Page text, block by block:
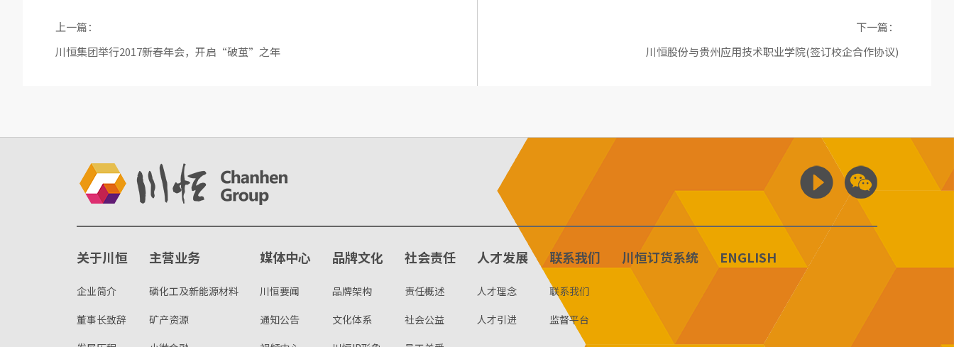
上一篇：
川恒集团举行2017新春年会，开启“破茧”之年
下一篇：
川恒股份与贵州应用技术职业学院(签订校企合作协议)
关于川恒
企业简介
董事长致辞
主营业务
磷化工及新能源材料
矿产资源
媒体中心
川恒要闻
通知公告
品牌文化
品牌架构
文化体系
社会责任
责任概述
社会公益
人才发展
人才理念
人才引进
联系我们
联系我们
监督平台
川恒订货系统 ENGLISH